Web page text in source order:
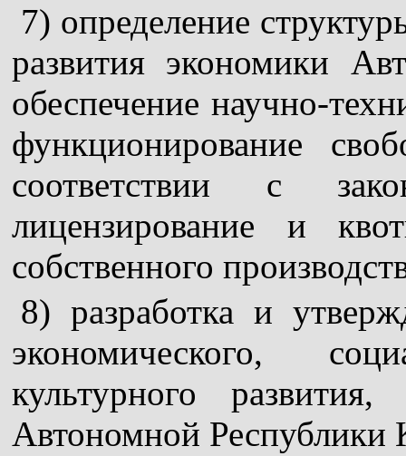
7) определение
развития экономики
обеспечение научно-
функционирование
соответствии с
лицензирование и
собственного
8) разработка и
экономического,
культурного
Автономной Республики